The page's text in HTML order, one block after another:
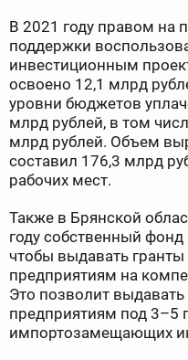
В 2021 году правом на
поддержки
инвестиционным
освоено 12,1 млрд
уровни бюджетов
млрд рублей, в том
млрд рублей. Объем
составил 176,3 млрд
рабочих мест.
Также в Брянской
году собственный
чтобы выдавать
предприятиям на
Это позволит
предприятиям под 3–5
импортозамещающих